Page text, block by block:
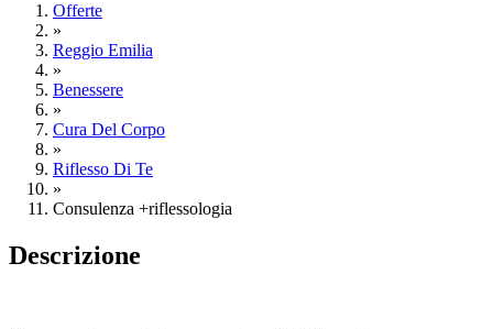
Offerte
»
Reggio Emilia
»
Benessere
»
Cura Del Corpo
»
Riflesso Di Te
»
Consulenza +riflessologia
Descrizione